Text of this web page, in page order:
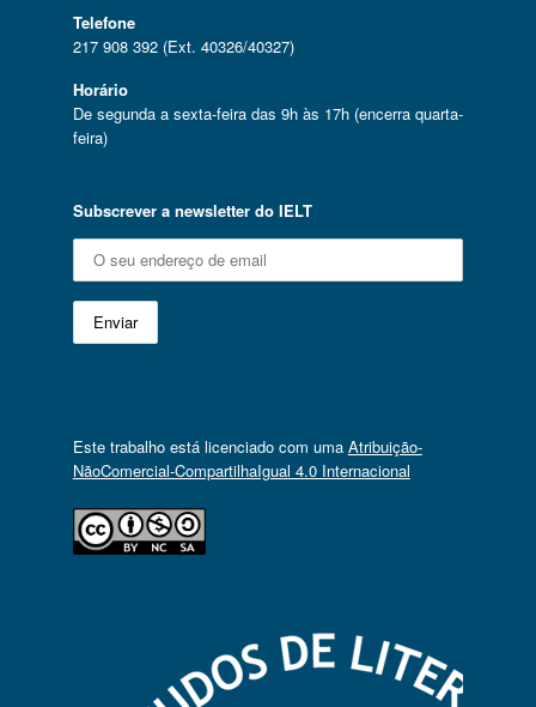
Telefone
217 908 392 (Ext. 40326/40327)
Horário
De segunda a sexta-feira das 9h às 17h (encerra quarta-
feira)
Subscrever a newsletter do IELT
Este trabalho está licenciado com uma Atribuição-
NãoComercial-CompartilhaIgual 4.0 Internacional